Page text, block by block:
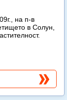
на п-в
в Солун,